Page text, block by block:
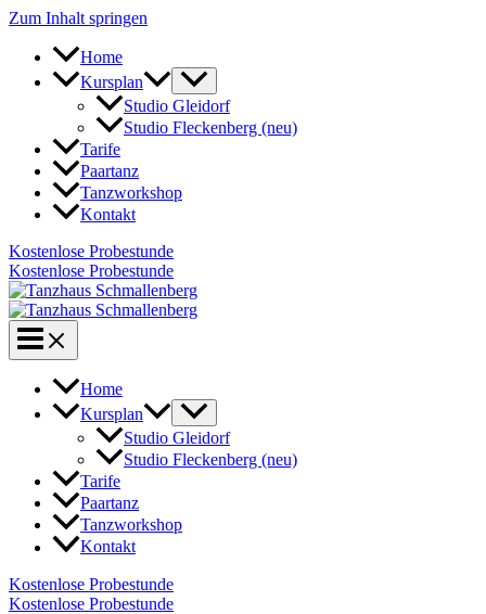
Zum Inhalt springen
Home
Kursplan
Studio Gleidorf
Studio Fleckenberg (neu)
Tarife
Paartanz
Tanzworkshop
Kontakt
Kostenlose Probestunde
Kostenlose Probestunde
Home
Kursplan
Studio Gleidorf
Studio Fleckenberg (neu)
Tarife
Paartanz
Tanzworkshop
Kontakt
Kostenlose Probestunde
Kostenlose Probestunde